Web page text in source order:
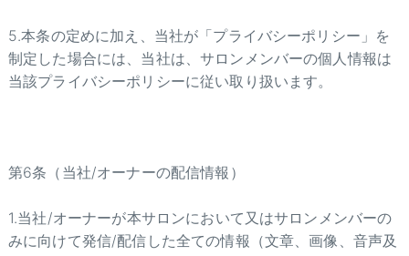
5.本条の定めに加え、当社が「プライバシーポリシー」を
制定した場合には、当社は、サロンメンバーの個人情報は
当該プライバシーポリシーに従い取り扱います。
第6条（当社/オーナーの配信情報）
1.当社/オーナーが本サロンにおいて又はサロンメンバーの
みに向けて発信/配信した全ての情報（文章、画像、音声及